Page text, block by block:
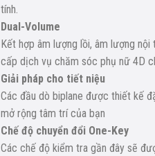
tính.
Dual-Volume
Kết hợp âm lượng lồi, âm lượng
cấp dịch vụ chăm sóc phụ nữ 4D
Giải pháp cho tiết niệu
Các đầu dò biplane được thiết kế
mở rộng tâm trí của bạn
Chế độ chuyển đổi One-Key
Các chế độ kiểm tra gần đây sẽ